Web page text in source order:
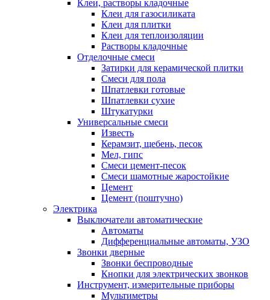
Клеи, растворы кладочные
Клеи для газосиликата
Клеи для плитки
Клеи для теплоизоляции
Растворы кладочные
Отделочные смеси
Затирки для керамической плитки
Смеси для пола
Шпатлевки готовые
Шпатлевки сухие
Штукатурки
Универсальные смеси
Известь
Керамзит, щебень, песок
Мел, гипс
Смеси цемент-песок
Смеси шамотные жаростойкие
Цемент
Цемент (поштучно)
Электрика
Выключатели автоматические
Автоматы
Дифференциальные автоматы, УЗО
Звонки дверные
Звонки беспроводные
Кнопки для электрических звонков
Инструмент, измерительные приборы
Мультиметры